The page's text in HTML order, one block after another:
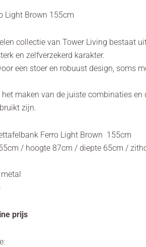
Light Brown 155cm
collectie van Tower Living bestaat
en zelfverzekerd karakter.
een stoer en robuust design, soms
het maken van de juiste combinaties en
zijn.
Ferro Light Brown 155cm
/ hoogte 87cm / diepte 65cm /
prijs